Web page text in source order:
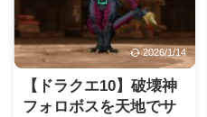
2026/1/14
【ドラクエ10】破壊神
フォロボスを天地でサ